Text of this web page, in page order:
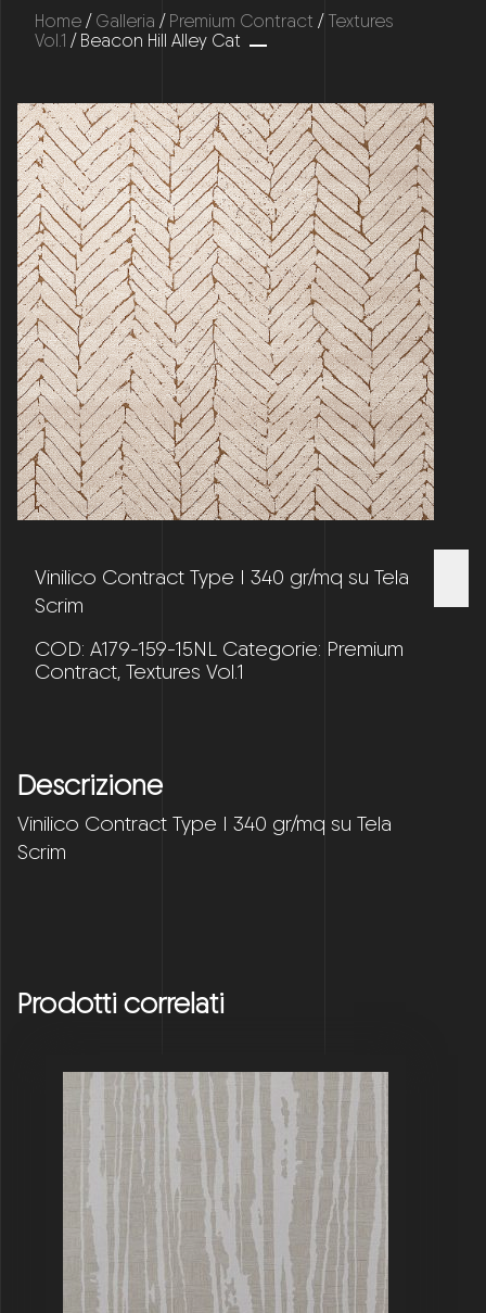
Home/Galleria /Premium Contract /Textures
Vol.1 / Beacon Hill Alley Cat
Vinilico Contract Type I 340 gr/mq su Tela
Scrim
COD: A179-159-15NL Categorie: Premium
Contract, Textures Vol.1
Descrizione
Vinilico Contract Type I 340 gr/mq su Tela
Scrim
Prodotti correlati